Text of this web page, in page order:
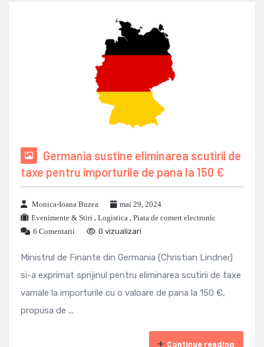
Germania sustine eliminarea scutirii de
taxe pentru importurile de pana la 150 €
Monica-Ioana Buzea
mai 29, 2024
Evenimente & Stiri , Logistica , Piata de comert electronic
6 Comentarii
0 vizualizari
Ministrul de Finante din Germania (Christian Lindner)
si-a exprimat sprijinul pentru eliminarea scutirii de taxe
vamale la importurile cu o valoare de pana la 150 €,
propusa de ...
Continue reading